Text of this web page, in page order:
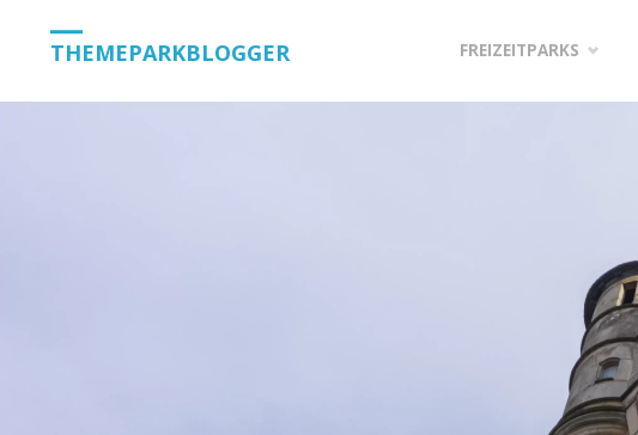
THEMEPARKBLOGGER FREIZEITPARKS